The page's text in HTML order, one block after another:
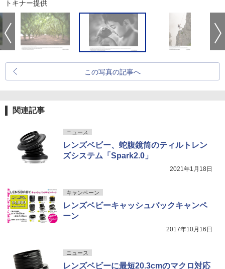
トキナー提供
この写真の記事へ
関連記事
ニュース
レンズベビー、蛇腹鏡筒のティルトレン
ズシステム「Spark2.0」
2021年1月18日
キャンペーン
レンズベビーキャッシュバックキャンペ
ーン
2017年10月16日
ニュース
レンズベビーに最短20.3cmのマクロ対応